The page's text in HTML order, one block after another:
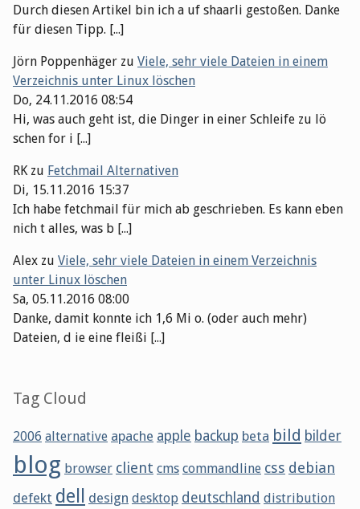
Durch diesen Artikel bin ich a uf shaarli gestoßen. Danke
für diesen Tipp. [...]
Jörn Poppenhäger zu Viele, sehr viele Dateien in einem
Verzeichnis unter Linux löschen
Do, 24.11.2016 08:54
Hi, was auch geht ist, die Dinger in einer Schleife zu lö
schen for i [...]
RKzu Fetchmail Alternativen
Di, 15.11.2016 15:37
Ich habe fetchmail für mich ab geschrieben. Es kann eben
nich t alles, was b [...]
Alex zu Viele, sehr viele Dateien in einem Verzeichnis
unter Linux löschen
Sa, 05.11.2016 08:00
Danke, damit konnte ich 1,6 Mi o. (oder auch mehr)
Dateien, d ie eine fleißi [...]
Tag Cloud
2006 alternative apache apple backup beta bild bilder
blog browser client cms commandline css debian
defekt dell design desktop deutschland distribution